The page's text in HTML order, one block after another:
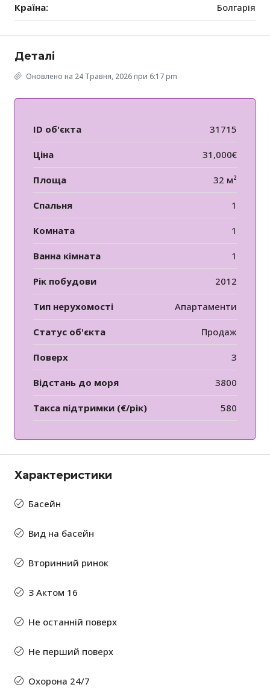
Країна: Болгарія
Деталі
Оновлено на 24 Травня, 2026 при 6:17 pm
ID об'єкта 31715
Ціна 31,000€
Площа 32 м²
Спальня 1
Комната 1
Ванна кімната 1
Рік побудови 2012
Тип нерухомості Апартаменти
Статус об'єкта Продаж
Поверх 3
Відстань до моря 3800
Такса підтримки (€/рік) 580
Характеристики
Басейн
Вид на басейн
Вторинний ринок
З Актом 16
Не останній поверх
Не перший поверх
Охорона 24/7